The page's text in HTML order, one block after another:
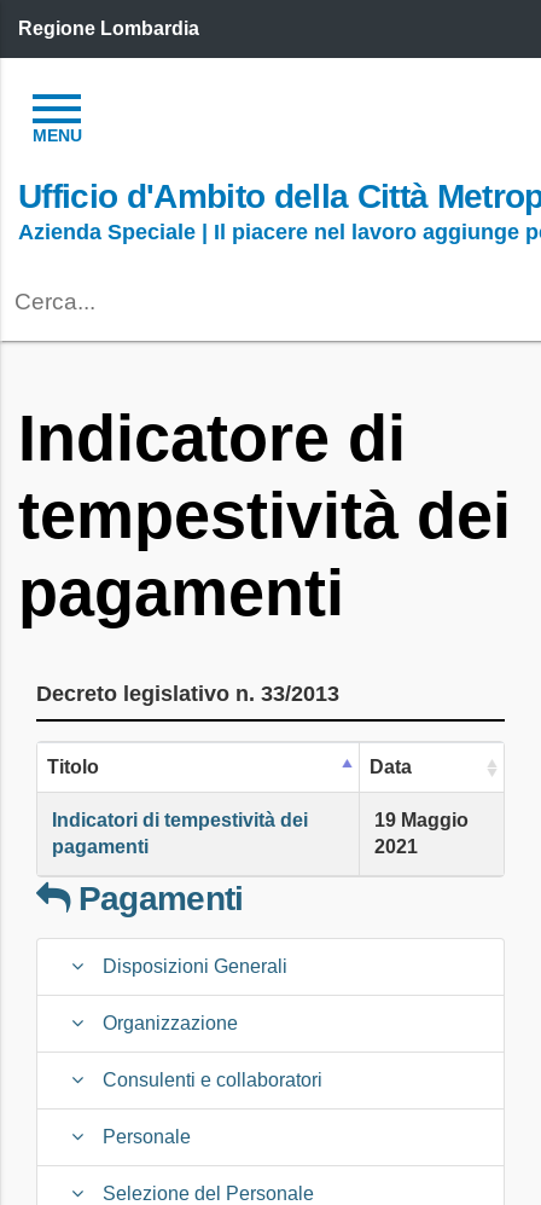
Regione Lombardia
Ufficio d'Ambito della Città
Azienda Speciale | Il piacere nel lavoro aggiunge
Indicatore di
tempestività dei
pagamenti
Decreto legislativo n. 33/2013
Titolo Data
Indicatori di tempestività dei
pagamenti
19 Maggio
2021
Pagamenti
Disposizioni Generali
Organizzazione
Consulenti e collaboratori
Personale
Selezione del Personale